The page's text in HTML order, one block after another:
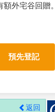
外宅谷回贈。
預先登記
返回